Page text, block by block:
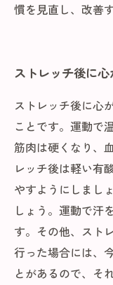
慣を見直し、改善
ストレッチ後に
ストレッチ後に心
ことです。運動で
筋肉は硬くなり、
レッチ後は軽い有
やすようにしまし
しょう。運動で汗
す。その他、スト
行った場合には、
とがあるので、そ